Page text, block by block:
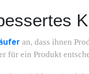
an, dass ihnen
für ein Produkt